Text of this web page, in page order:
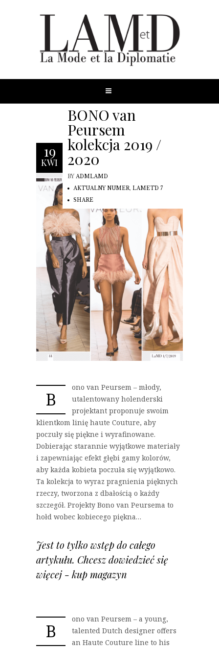
19
KWI
BONO van
Peursem
kolekcja 2019 /
2020
BY ADMLAMD
AKTUALNY NUMER, LAMETD 7
SHARE
B
ono van Peursem – młody,
utalentowany holenderski
projektant proponuje swoim
klientkom linię haute Couture, aby
poczuły się piękne i wyrafinowane.
Dobierając starannie wyjątkowe materiały
i zapewniając efekt głębi gamy kolorów,
aby każda kobieta poczuła się wyjątkowo.
Ta kolekcja to wyraz pragnienia pięknych
rzeczy, tworzona z dbałością o każdy
szczegół. Projekty Bono van Peursema to
hołd wobec kobiecego piękna…
Jest to tylko wstęp do całego
artykułu. Chcesz dowiedzieć się
więcej - kup magazyn
B
ono van Peursem – a young,
talented Dutch designer offers
an Haute Couture line to his